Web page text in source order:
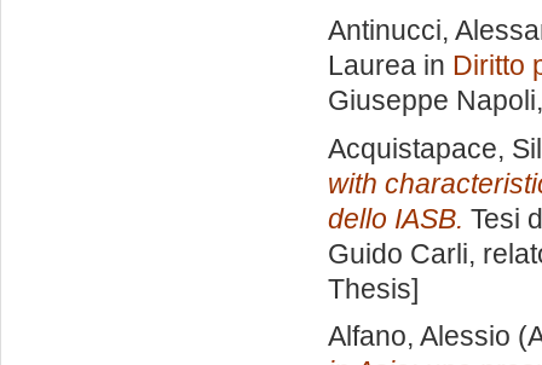
Antinucci,
Laurea in Diritto
Giuseppe Napoli
Acquistapace,
with
dello IASB. Tesi
Guido Carli,
Thesis]
Alfano, Alessio